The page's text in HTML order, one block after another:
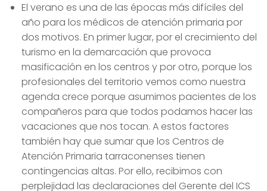
El verano es una de las épocas más difíciles del
año para los médicos de atención primaria por
dos motivos. En primer lugar, por el crecimiento del
turismo en la demarcación que provoca
masificación en los centros y por otro, porque los
profesionales del territorio vemos como nuestra
agenda crece porque asumimos pacientes de los
compañeros para que todos podamos hacer las
vacaciones que nos tocan. A estos factores
también hay que sumar que los Centros de
Atención Primaria tarraconenses tienen
contingencias altas. Por ello, recibimos con
perplejidad las declaraciones del Gerente del ICS